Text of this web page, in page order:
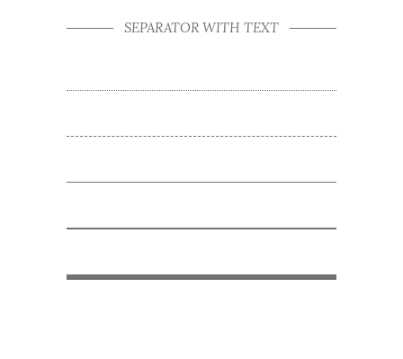
SEPARATOR WITH TEXT